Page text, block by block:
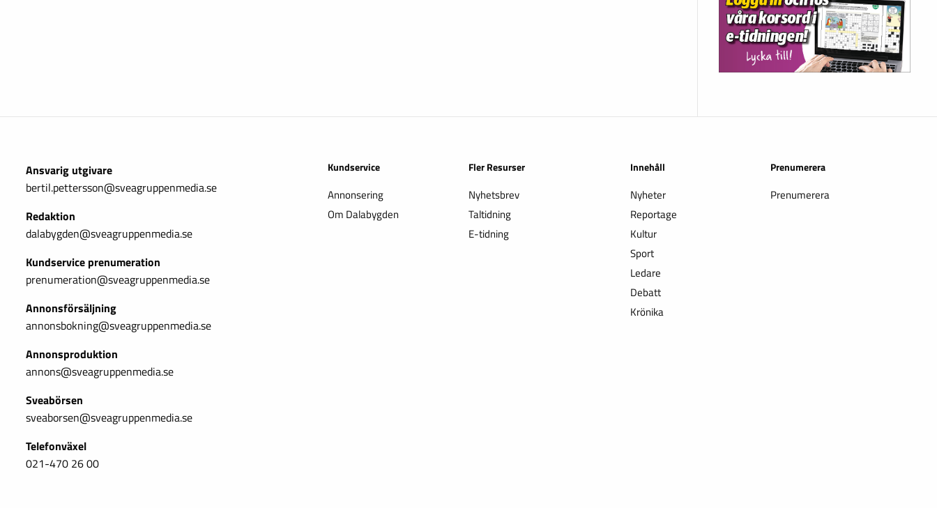
Ansvarig utgivare
bertil.pettersson@sveagruppenmedia.se
Redaktion
dalabygden@sveagruppenmedia.se
Kundservice prenumeration
prenumeration@sveagruppenmedia.se
Annonsförsäljning
annonsbokning@sveagruppenmedia.se
Annonsproduktion
annons@sveagruppenmedia.se
Sveabörsen
sveaborsen@sveagruppenmedia.se
Telefonväxel
021-470 26 00
Kundservice
Annonsering
Om Dalabygden
Fler Resurser
Nyhetsbrev
Taltidning
E-tidning
Innehåll
Nyheter
Reportage
Kultur
Sport
Ledare
Debatt
Krönika
Prenumerera
Prenumerera